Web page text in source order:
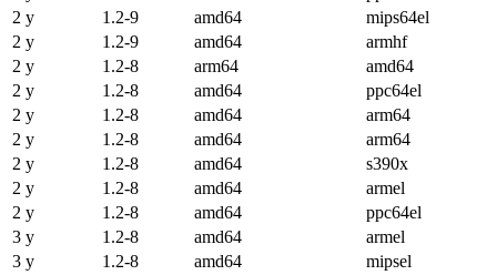
2 y
1.2-9 amd64
mips64el
2 y
1.2-9 amd64
armhf
2 y
1.2-8 arm64
amd64
2 y
1.2-8 amd64
ppc64el
2 y
1.2-8 amd64
arm64
2 y
1.2-8 amd64
arm64
2 y
1.2-8 amd64
s390x
2 y
1.2-8 amd64
armel
2 y
1.2-8 amd64
ppc64el
3 y
1.2-8 amd64
armel
3 y
1.2-8 amd64
mipsel